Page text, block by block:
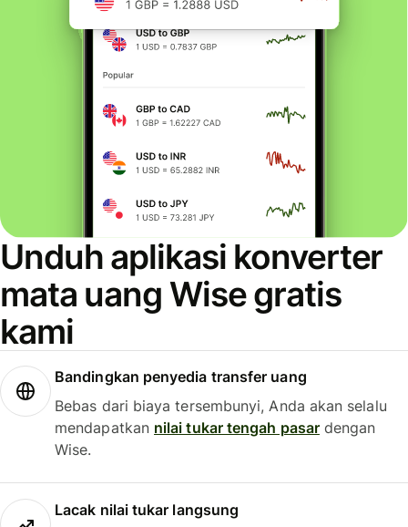
Unduh aplikasi konverter
mata uang Wise gratis
kami
Bandingkan penyedia transfer uang
Bebas dari biaya tersembunyi, Anda akan selalu
mendapatkan nilai tukar tengah pasardengan
Wise.
Lacak nilai tukar langsung